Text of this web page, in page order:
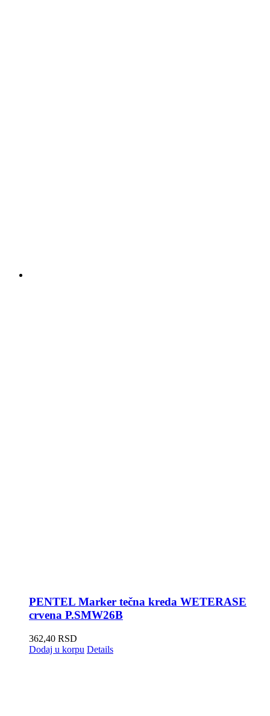
PENTEL Marker tečna kreda WETERASE
crvena P.SMW26B
362,40 RSD
Dodaj u korpu Details